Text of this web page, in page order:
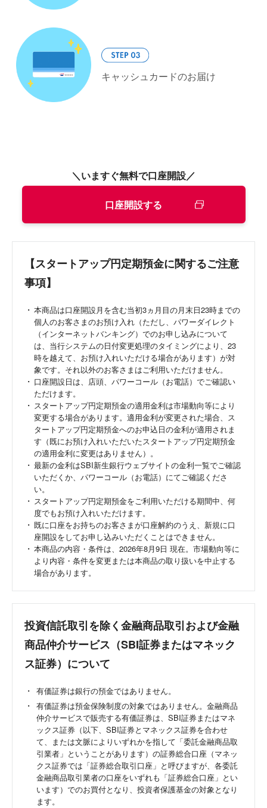
キャッシュカードのお届け
＼いますぐ無料で口座開設／
口座開設する
【スタートアップ円定期預金に関するご注意
事項】
本商品は口座開設月を含む当初3ヵ月目の月末日23時までの
個人のお客さまのお預け入れ（ただし、パワーダイレクト
（インターネットバンキング）でのお申し込みについて
は、当行システムの日付変更処理のタイミングにより、23
時を越えて、お預け入れいただける場合があります）が対
象です。それ以外のお客さまはご利用いただけません。
口座開設日は、店頭、パワーコール（お電話）でご確認い
ただけます。
スタートアップ円定期預金の適用金利は市場動向等により
変更する場合があります。適用金利が変更された場合、ス
タートアップ円定期預金へのお申込日の金利が適用されま
す（既にお預け入れいただいたスタートアップ円定期預金
の適用金利に変更はありません）。
最新の金利はSBI新生銀行ウェブサイトの金利一覧でご確認
いただくか、パワーコール（お電話）にてご確認くださ
い。
スタートアップ円定期預金をご利用いただける期間中、何
度でもお預け入れいただけます。
既に口座をお持ちのお客さまが口座解約のうえ、新規に口
座開設をしてお申し込みいただくことはできません。
本商品の内容・条件は、 2026年8月9日 現在。市場動向等に
より内容・条件を変更または本商品の取り扱いを中止する
場合があります。
投資信託取引を除く金融商品取引および金融
商品仲介サービス（SBI証券またはマネック
ス証券）について
有価証券は銀行の預金ではありません。
有価証券は預金保険制度の対象ではありません。金融商品
仲介サービスで販売する有価証券は、SBI証券またはマネ
ックス証券（以下、SBI証券とマネックス証券を合わせ
て、または文脈によりいずれかを指して「委託金融商品取
引業者」ということがあります）の証券総合口座（マネッ
クス証券では「証券総合取引口座」と呼びますが、各委託
金融商品取引業者の口座をいずれも「証券総合口座」とい
います）でのお買付となり、投資者保護基金の対象となり
ます。